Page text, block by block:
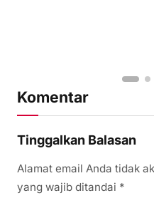
Komentar
Tinggalkan Balasan
Alamat email Anda tidak
yang wajib ditandai *